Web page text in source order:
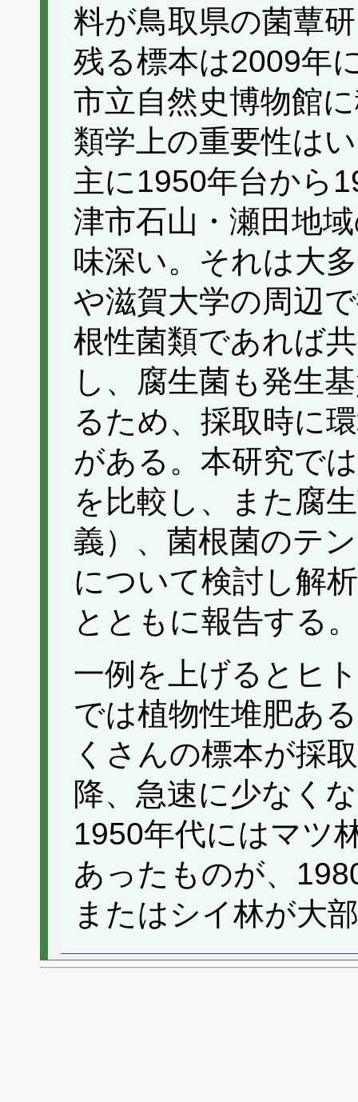
料が鳥取県の菌蕈
残る標本は2009年
市立自然史博物館
類学上の重要性は
主に1950年台から
津市石山・瀬田地
味深い。それは大
や滋賀大学の周辺
根性菌類であれば
し、腐生菌も発生
るため、採取時に
がある。本研究で
を比較し、また腐
義）、菌根菌のテ
について検討し解
とともに報告する。
一例を上げるとヒ
では植物性堆肥あ
くさんの標本が採
降、急速に少なく
1950年代にはマツ
あったものが、
またはシイ林が大